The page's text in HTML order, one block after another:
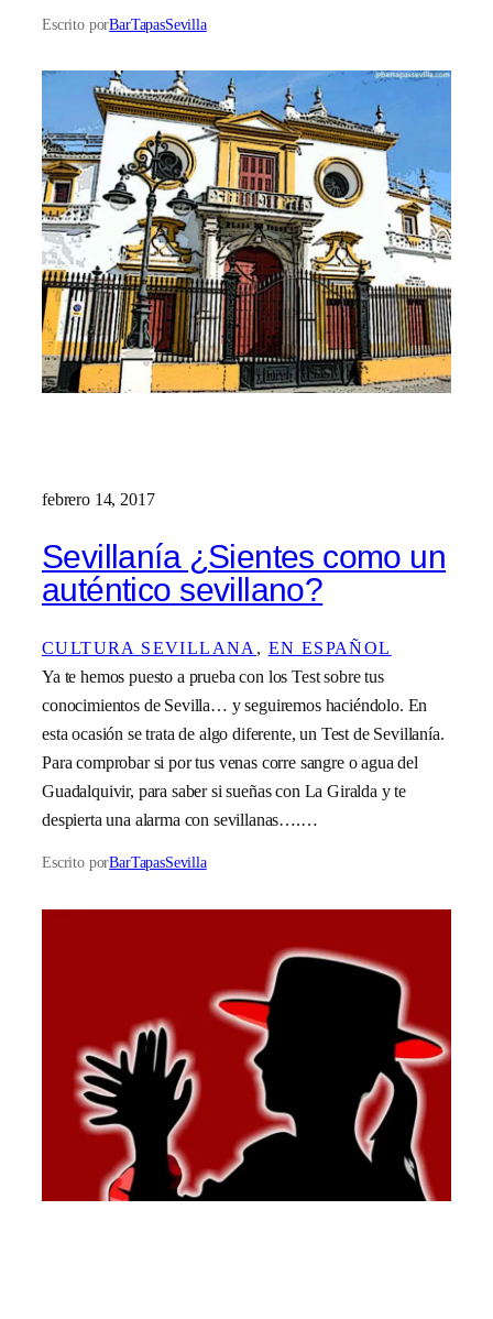
Escrito porBarTapasSevilla
febrero 14, 2017
Sevillanía ¿Sientes como un
auténtico sevillano?
CULTURA SEVILLANA, EN ESPAÑOL
Ya te hemos puesto a prueba con los Test sobre tus
conocimientos de Sevilla… y seguiremos haciéndolo. En
esta ocasión se trata de algo diferente, un Test de Sevillanía.
Para comprobar si por tus venas corre sangre o agua del
Guadalquivir, para saber si sueñas con La Giralda y te
despierta una alarma con sevillanas….…
Escrito porBarTapasSevilla